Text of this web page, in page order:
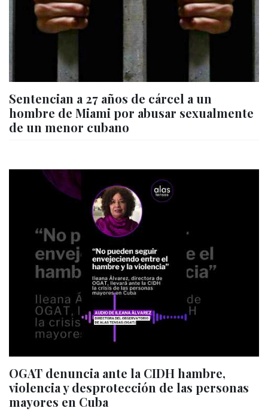
Sentencian a 27 años de cárcel a un
hombre de Miami por abusar sexualmente
de un menor cubano
OGAT denuncia ante la CIDH hambre,
violencia y desprotección de las personas
mayores en Cuba